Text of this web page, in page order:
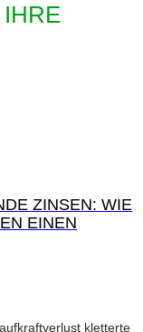
ZINSEN: WIE
EINEN
kletterte